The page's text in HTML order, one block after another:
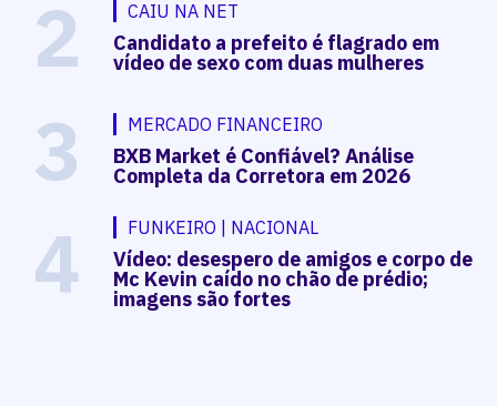
2 CAIU NA NET
Candidato a prefeito é flagrado em
vídeo de sexo com duas mulheres
3 MERCADO FINANCEIRO
BXB Market é Confiável? Análise
Completa da Corretora em 2026
4 FUNKEIRO | NACIONAL
Vídeo: desespero de amigos e corpo de
Mc Kevin caído no chão de prédio;
imagens são fortes